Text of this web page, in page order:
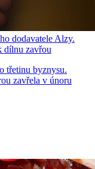
dodavatele Alzy.
dílnu zavřou
třetinu byznysu.
zavřela v únoru